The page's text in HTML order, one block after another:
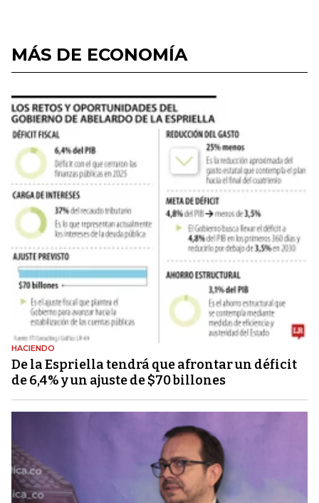
MÁS DE ECONOMÍA
HACIENDO
De la Espriella tendrá que afrontar un déficit
de 6,4% y un ajuste de $70 billones